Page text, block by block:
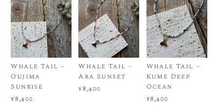
Whale Tail –
Oujima
Sunrise
¥8,400
Whale Tail -
Ara Sunset
¥8,400
Whale Tail –
Kume Deep
Ocean
¥8,400